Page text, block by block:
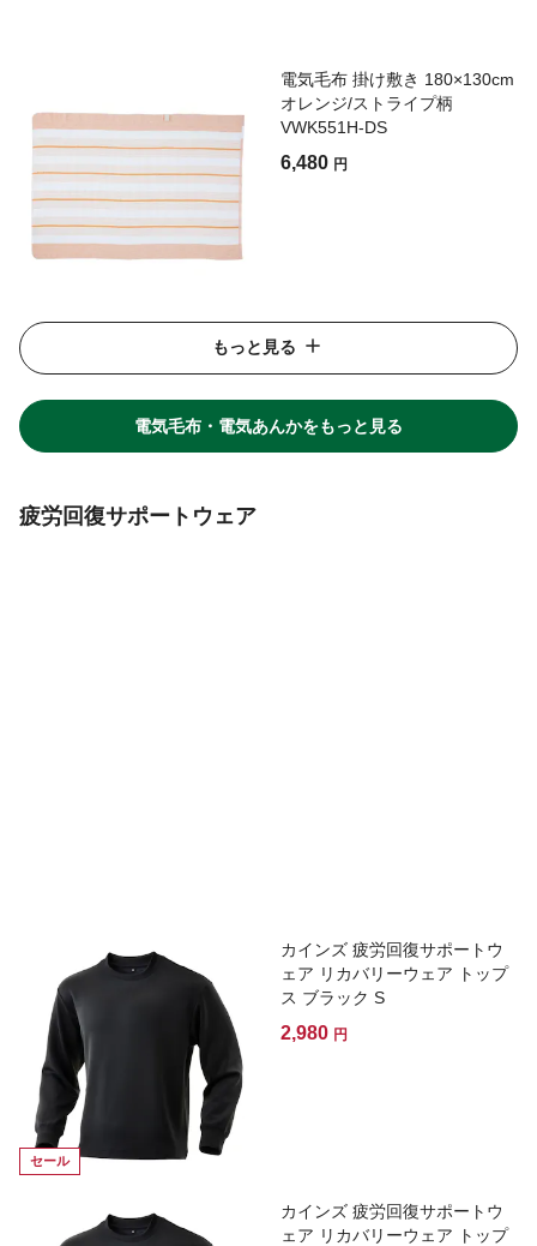
電気毛布 掛け敷き 180×130cm
オレンジ/ストライプ柄
VWK551H-DS
6,480 円
もっと見る
電気毛布・電気あんかをもっと見る
疲労回復サポートウェア
セール
カインズ 疲労回復サポートウ
ェア リカバリーウェア トップ
ス ブラック S
2,980 円
カインズ 疲労回復サポートウ
ェア リカバリーウェア トップ